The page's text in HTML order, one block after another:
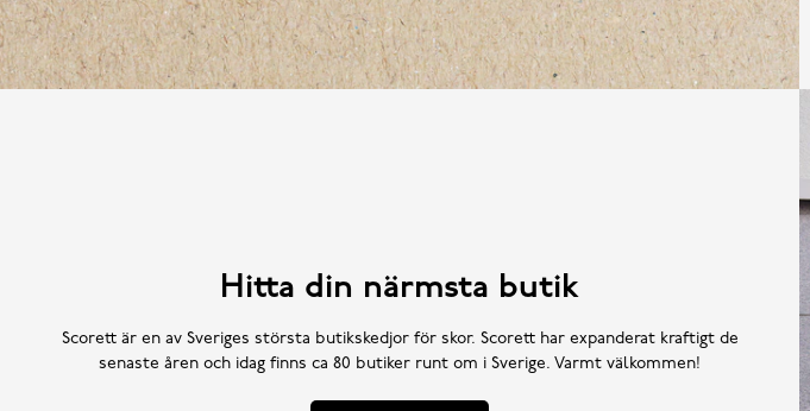
Hitta din närmsta butik
Scorett är en av Sveriges största butikskedjor för skor. Scorett har expanderat kraftigt de
senaste åren och idag finns ca 80 butiker runt om i Sverige. Varmt välkommen!